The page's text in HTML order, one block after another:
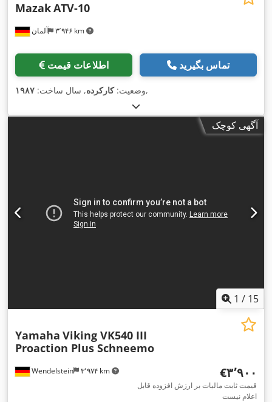
آلمان ۳٬۹۴۶ km
MazakATV-10
اطلاعات قیمت تماس بگیرید
وضعیت:کارکرده, سال ساخت: ۱۹۸۷ ,
آگهی کوچک
1 / 15
Wendelstein ۳٬۹۷۴ km
Yamaha Viking VK540 III
Proaction Plus Schneemo
‎€۳٬۹۰۰
قیمت ثابت مالیات بر ارزش افزوده قابل
اعلام نیست